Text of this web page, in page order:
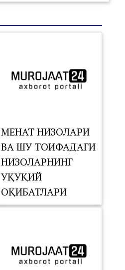
МЕҲНАТ НИЗОЛАРИ
ВА ШУ ТОИФАДАГИ
НИЗОЛАРНИНГ
ҲУҚУҚИЙ
ОҚИБАТЛАРИ